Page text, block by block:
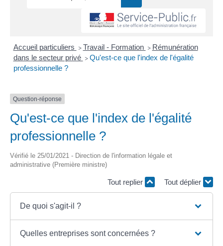
Accueil particuliers > Travail - Formation > Rémunération
dans le secteur privé > Qu'est-ce que l'index de l'égalité
professionnelle ?
Question-réponse
Qu'est-ce que l'index de l'égalité
professionnelle ?
Vérifié le 25/01/2021 - Direction de l'information légale et
administrative (Première ministre)
Tout replier Tout déplier
De quoi s'agit-il ?
Quelles entreprises sont concernées ?